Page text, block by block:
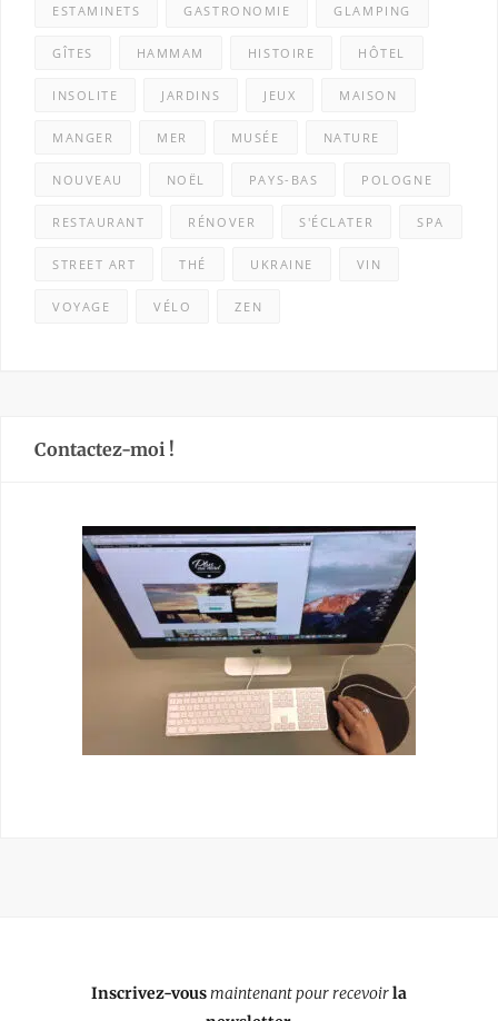
ESTAMINETS GASTRONOMIE GLAMPING
GÎTES HAMMAM HISTOIRE HÔTEL
INSOLITE JARDINS JEUX MAISON
MANGER MER MUSÉE NATURE
NOUVEAU NOËL PAYS-BAS POLOGNE
RESTAURANT RÉNOVER S'ÉCLATER SPA
STREET ART THÉ UKRAINE VIN
VOYAGE VÉLO ZEN
Contactez-moi !
Inscrivez-vousmaintenant pour recevoirla